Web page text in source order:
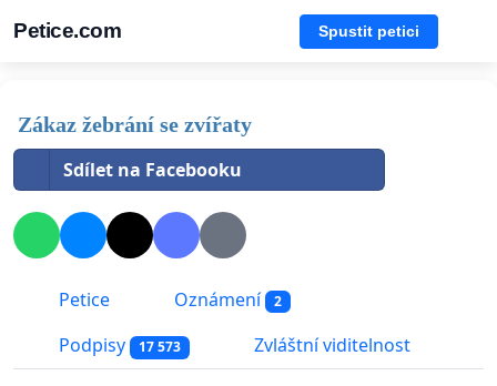
Petice.com Spustit petici
Zákaz žebrání se zvířaty
Sdílet na Facebooku
Petice Oznámení 2
Podpisy 17 573 Zvláštní viditelnost